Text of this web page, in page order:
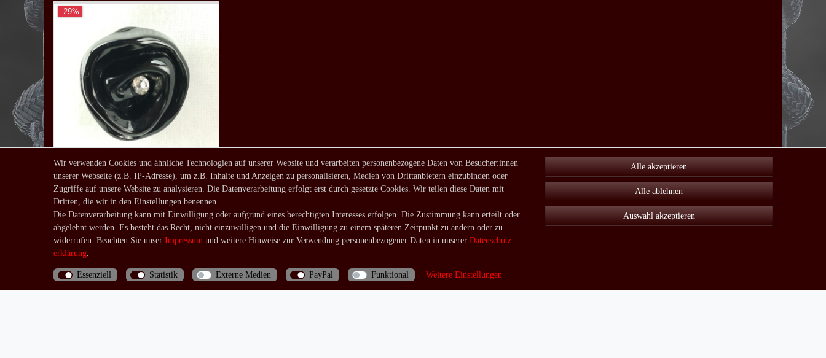
-29%
Ohrringe Rosen schwarz
UVP 13,90 € 9,90 € *
*inkl. ges. MwSt.zzgl.
Versandkosten
Wir verwenden Cookies und ähnliche Technologien auf unserer Website und verarbeiten personenbezogene Daten von Besucher:innen
unserer Webseite (z.B. IP-Adresse), um z.B. Inhalte und Anzeigen zu personalisieren, Medien von Drittanbietern einzubinden oder
Zugriffe auf unsere Website zu analysieren. Die Datenverarbeitung erfolgt erst durch gesetzte Cookies. Wir teilen diese Daten mit
Dritten, die wir in den Einstellungen benennen.
Die Datenverarbeitung kann mit Einwilligung oder aufgrund eines berechtigten Interesses erfolgen. Die Zustimmung kann erteilt oder
abgelehnt werden. Es besteht das Recht, nicht einzuwilligen und die Einwilligung zu einem späteren Zeitpunkt zu ändern oder zu
widerrufen. Beachten Sie unser Impressum und weitere Hinweise zur Verwendung personenbezogener Daten in unserer Daten­schutz­
erklärung.
Essenziell Statistik Externe Medien PayPal Funktional Weitere Einstellungen
Alle akzeptieren
Alle ablehnen
Auswahl akzeptieren